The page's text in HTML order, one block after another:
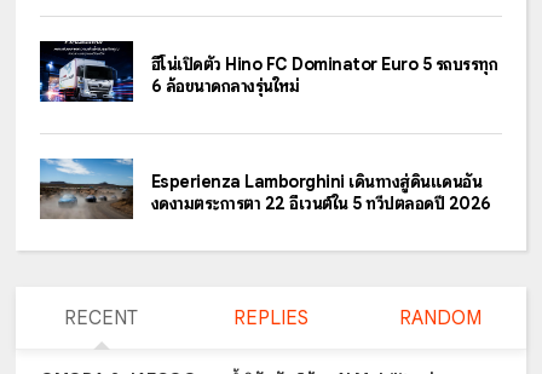
ฮีโน่เปิดตัว Hino FC Dominator Euro 5 รถบรรทุก
6 ล้อขนาดกลางรุ่นใหม่
Esperienza Lamborghini เดินทางสู่ดินแดนอัน
งดงามตระการตา 22 อีเวนต์ใน 5 ทวีปตลอดปี 2026
RECENT REPLIES RANDOM